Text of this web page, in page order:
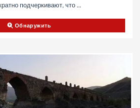
подчеркивают, что ...
Обнаружить